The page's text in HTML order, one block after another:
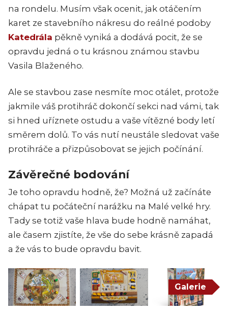
na rondelu. Musím však ocenit, jak otáčením
karet ze stavebního nákresu do reálné podoby
Katedrála pěkně vyniká a dodává pocit, že se
opravdu jedná o tu krásnou známou stavbu
Vasila Blaženého.
Ale se stavbou zase nesmíte moc otálet, protože
jakmile váš protihráč dokončí sekci nad vámi, tak
si hned uříznete ostudu a vaše vítězné body letí
směrem dolů. To vás nutí neustále sledovat vaše
protihráče a přizpůsobovat se jejich počínání.
Závěrečné bodování
Je toho opravdu hodně, že? Možná už začínáte
chápat tu počáteční narážku na Malé velké hry.
Tady se totiž vaše hlava bude hodně namáhat,
ale časem zjistíte, že vše do sebe krásně zapadá
a že vás to bude opravdu bavit.
Galerie